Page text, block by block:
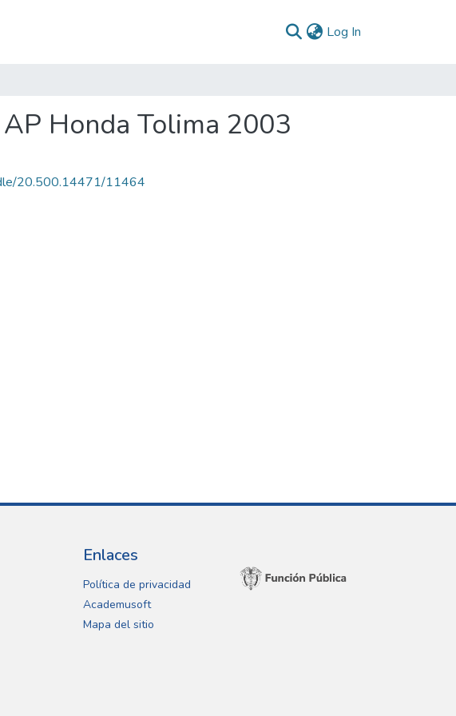
Log In
Honda Tolima 2003
20.500.14471/11464
Enlaces
Política de privacidad
Academusoft
Mapa del sitio